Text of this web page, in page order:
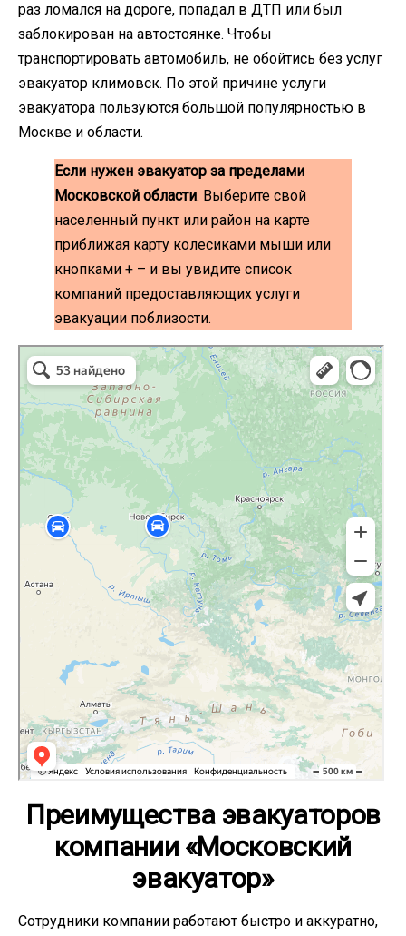
раз ломался на дороге, попадал в ДТП или был
заблокирован на автостоянке. Чтобы
транспортировать автомобиль, не обойтись без услуг
эвакуатор климовск. По этой причине услуги
эвакуатора пользуются большой популярностью в
Москве и области.
Если нужен эвакуатор за пределами
Московской области. Выберите свой
населенный пункт или район на карте
приближая карту колесиками мыши или
кнопками + – и вы увидите список
компаний предоставляющих услуги
эвакуации поблизости.
Волоколамск
Преимущества эвакуаторов
компании «Московский
эвакуатор»
Сотрудники компании работают быстро и аккуратно,